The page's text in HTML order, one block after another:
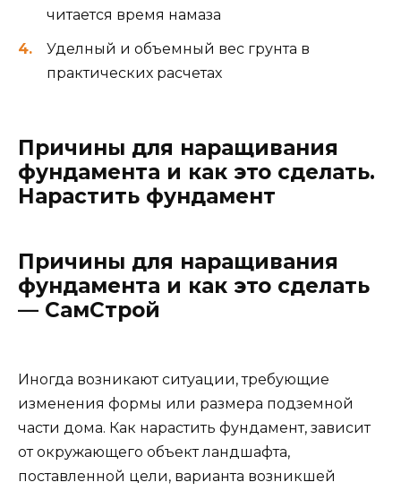
читается время намаза
Уделный и объемный вес грунта в
практических расчетах
Причины для наращивания
фундамента и как это сделать.
Нарастить фундамент
Причины для наращивания
фундамента и как это сделать
— СамСтрой
Иногда возникают ситуации, требующие
изменения формы или размера подземной
части дома. Как нарастить фундамент, зависит
от окружающего объект ландшафта,
поставленной цели, варианта возникшей